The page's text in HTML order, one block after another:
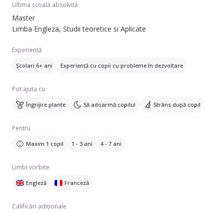
Ultima școală absolvită
Master
Limba Engleza, Studii teoretice si Aplicate
Experiență
Școlari 6+ ani Experiență cu copii cu probleme în dezvoltare
Pot ajuta cu
Îngrijire plante Să adoarmă copilul Strâns după copil
Pentru
Maxim 1 copil 1 - 3 ani 4 - 7 ani
Limbi vorbite
Engleză Franceză
Calificări adiționale